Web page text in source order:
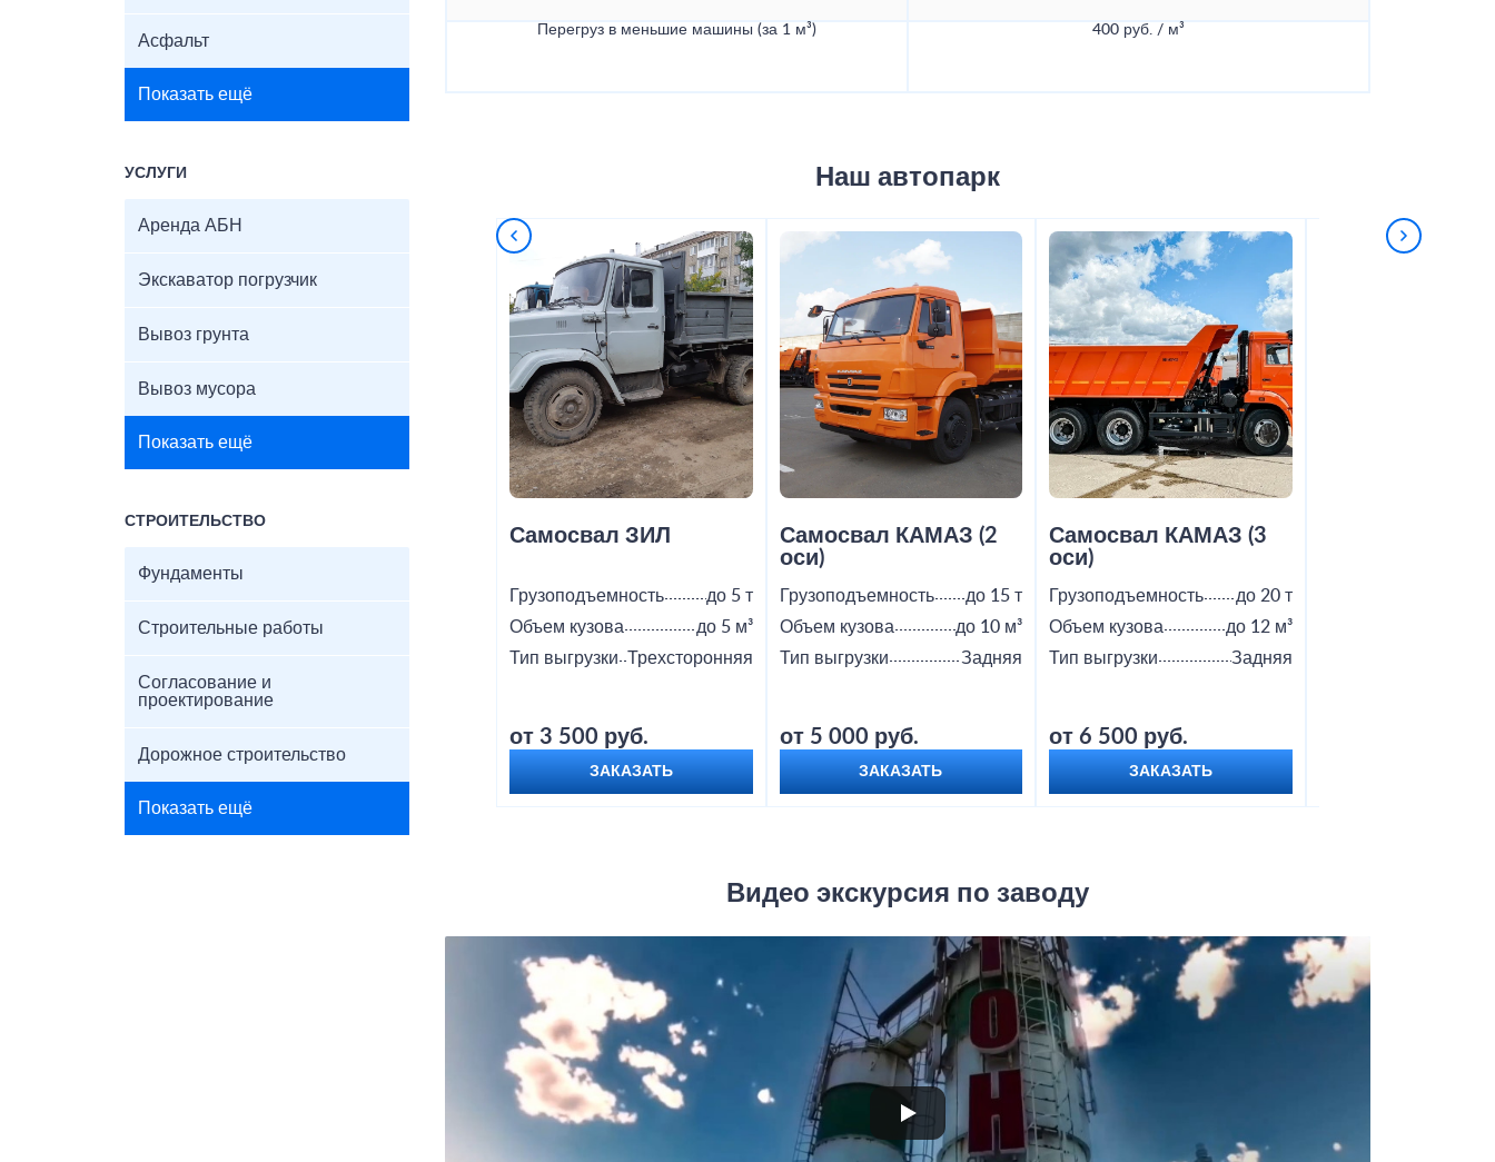
Асфальт
Показать ещё
УСЛУГИ
Аренда АБН
Экскаватор погрузчик
Вывоз грунта
Вывоз мусора
Показать ещё
СТРОИТЕЛЬСТВО
Фундаменты
Строительные работы
Согласование и
проектирование
Дорожное строительство
Показать ещё
Перегруз в меньшие машины (за 1 м³) 400 руб. / м³
Наш автопарк
Самосвал ЗИЛ
Грузоподъемность
до 5 т
Объем кузова
до 5 м³
Тип выгрузки Трехсторонняя
от 3 500 руб.
ЗАКАЗАТЬ
Самосвал КАМАЗ (2
оси)
Грузоподъемность
до 15 т
Объем кузова
до 10 м³
Тип выгрузки
Задняя
от 5 000 руб.
ЗАКАЗАТЬ
Самосвал КАМАЗ (3
оси)
Грузоподъемность
до 20 т
Объем кузова
до 12 м³
Тип выгрузки
Задняя
от 6 500 руб.
ЗАКАЗАТЬ
Видео экскурсия по заводу